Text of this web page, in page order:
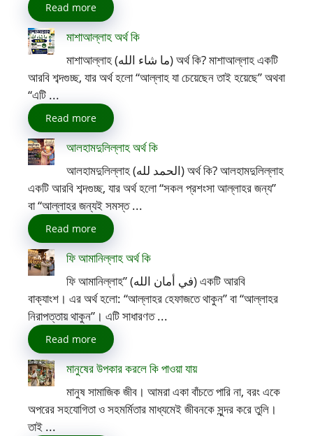
Read more
মাশাআল্লাহ অর্থ কি
মাশাআল্লাহ (ما شاء الله) অর্থ কি? মাশাআল্লাহ একটি
আরবি শব্দগুচ্ছ, যার অর্থ হলো “আল্লাহ যা চেয়েছেন তাই হয়েছে” অথবা
“এটি ...
Read more
আলহামদুলিল্লাহ অর্থ কি
আলহামদুলিল্লাহ (الحمد لله) অর্থ কি? আলহামদুলিল্লাহ
একটি আরবি শব্দগুচ্ছ, যার অর্থ হলো “সকল প্রশংসা আল্লাহর জন্য”
বা “আল্লাহর জন্যই সমস্ত ...
Read more
ফি আমানিল্লাহ অর্থ কি
ফি আমানিল্লাহ” (في أمان الله) একটি আরবি
বাক্যাংশ। এর অর্থ হলো: “আল্লাহর হেফাজতে থাকুন” বা “আল্লাহর
নিরাপত্তায় থাকুন”। এটি সাধারণত ...
Read more
মানুষের উপকার করলে কি পাওয়া যায়
মানুষ সামাজিক জীব। আমরা একা বাঁচতে পারি না, বরং একে
অপরের সহযোগিতা ও সহমর্মিতার মাধ্যমেই জীবনকে সুন্দর করে তুলি।
তাই ...